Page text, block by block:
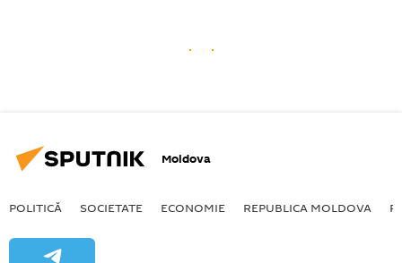
Moldova
POLITICĂ SOCIETATE ECONOMIE REPUBLICA MOLDOVA